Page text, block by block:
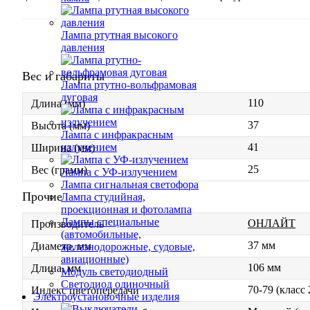
Лампа ртутная высокого
давления
Лампа ртутно-вольфрамовая
дуговая
Лампа с инфракрасным
излучением
Лампа с УФ-излучением
Лампа сигнальная светофора
Лампа студийная,
проекционная и фотолампа
Лампы специальные
(автомобильные,
железнодорожные, судовые,
авиационные)
Модуль светодиодный
Светодиод одиночный
Электроустановочные изделия
Вес и габариты
Длина (мм)
110
Высота (мм)
37
Ширина (мм)
41
Вес (грамм)
25
Прочие
Производитель
ОНЛАЙТ
Диаметр, мм
37 мм
Длина, мм
106 мм
Индекс цветопередачи
70-79